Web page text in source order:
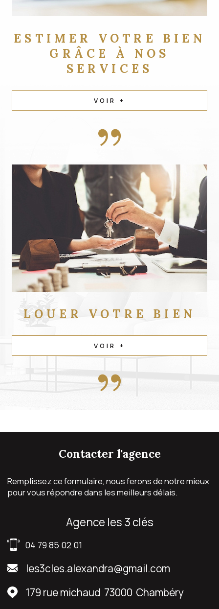
ESTIMER VOTRE BIEN
GRÂCE À NOS
SERVICES
VOIR +
LOUER VOTRE BIEN
VOIR +
contacter l'agence
Remplissez ce formulaire, nous ferons de notre mieux
pour vous répondre dans les meilleurs délais.
agence les 3 clés
04 79 85 02 01
les3cles.alexandra@gmail.com
179 rue michaud 73000 Chambéry